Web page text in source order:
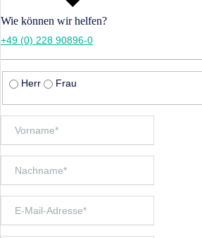
Wie können wir helfen?
+49 (0) 228 90896-0
Herr Frau